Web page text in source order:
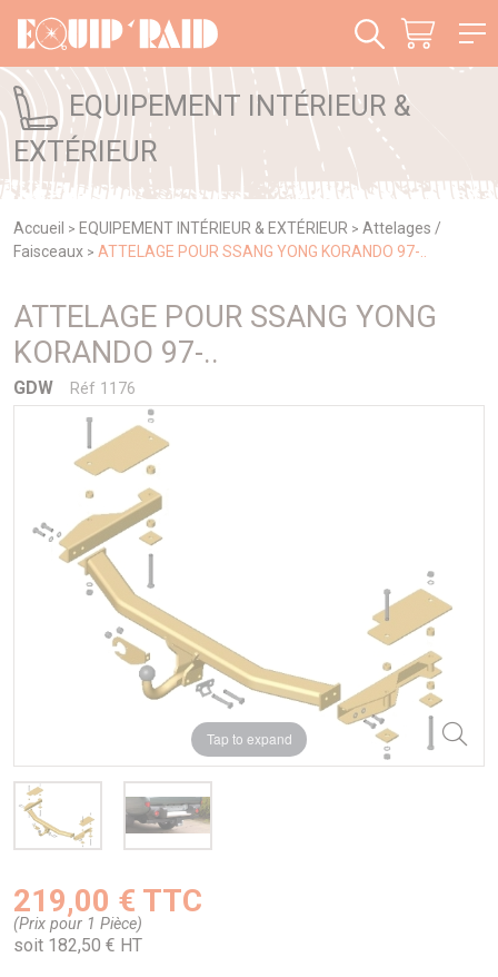
EQUIPEMENT INTÉRIEUR &
EXTÉRIEUR
Accueil > EQUIPEMENT INTÉRIEUR & EXTÉRIEUR > Attelages /
Faisceaux > ATTELAGE POUR SSANG YONG KORANDO 97-..
ATTELAGE POUR SSANG YONG
KORANDO 97-..
GDW Réf 1176
Tap to expand
219,00 € TTC
(Prix pour 1 Pièce)
soit 182,50 € HT
Panneau de gestion des cookies